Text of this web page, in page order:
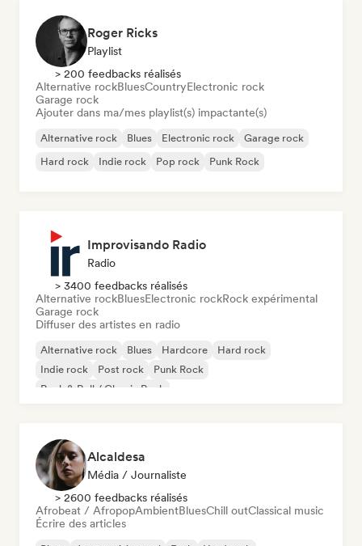
Roger Ricks
Playlist
> 200 feedbacks réalisés
Alternative rockBluesCountryElectronic rock
Garage rock
Ajouter dans ma/mes playlist(s) impactante(s)
Alternative rock Blues Electronic rock
Garage rock
Hard rock
Indie rock Pop rock Punk Rock
Improvisando Radio
Radio
> 3400 feedbacks réalisés
Alternative rockBluesElectronic rockRock expérimental
Garage rock
Diffuser des artistes en radio
Alternative rock Blues Hardcore
Hard rock
Indie rock
Post rock
Punk Rock
Rock & Roll / Classic Rock
Alcaldesa
Média / Journaliste
> 2600 feedbacks réalisés
Afrobeat / AfropopAmbientBluesChill outClassical music
Écrire des articles